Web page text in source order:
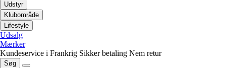
Udstyr
Klubområde
Lifestyle
Udsalg
Mærker
Kundeservice i Frankrig Sikker betaling Nem retur
Søg